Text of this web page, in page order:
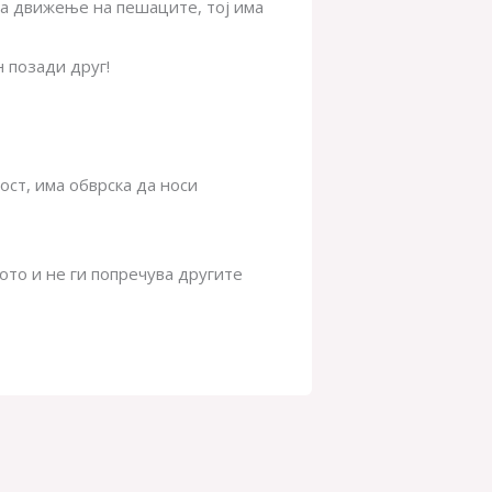
движење на пешаците, тој има
позади друг!
има обврска да носи
и не ги попречува другите